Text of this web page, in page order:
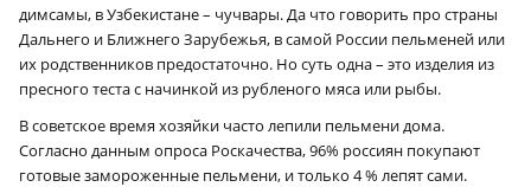
димсамы, в Узбекистане – чучвары. Да что говорить про страны
Дальнего и Ближнего Зарубежья, в самой России пельменей или
их родственников предостаточно. Но суть одна – это изделия из
пресного теста с начинкой из рубленого мяса или рыбы.
В советское время хозяйки часто лепили пельмени дома.
Согласно данным опроса Роскачества, 96% россиян покупают
готовые замороженные пельмени, и только 4 % лепят сами.